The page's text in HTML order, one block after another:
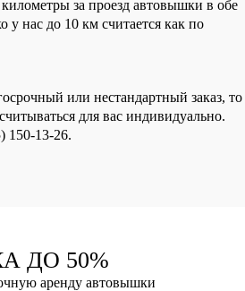
за проезд автовышки в обе
у нас до 10 км считается как по
или нестандартный заказ, то
для вас индивидуально.
150-13-26.
ДО 50%
аренду автовышки